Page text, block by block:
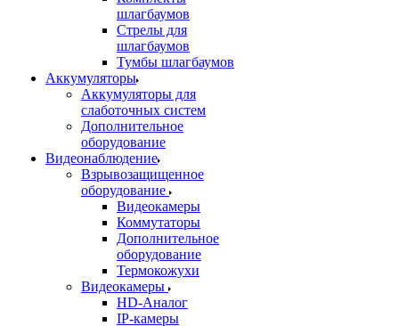
шлагбаумов
Стрелы для
шлагбаумов
Тумбы шлагбаумов
Аккумуляторы
Аккумуляторы для
слаботочных систем
Дополнительное
оборудование
Видеонаблюдение
Взрывозащищенное
оборудование
Видеокамеры
Коммутаторы
Дополнительное
оборудование
Термокожухи
Видеокамеры
HD-Аналог
IP-камеры